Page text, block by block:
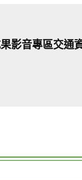
影音專區交通